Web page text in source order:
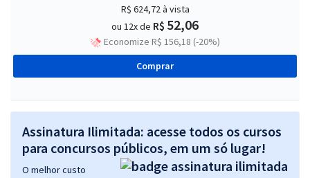
R$ 624,72à vista
ou 12x de R$ 52,06
Economize R$ 156,18 (-20%)
Comprar
Assinatura Ilimitada: acesse todos os cursos
para concursos públicos, em um só lugar!
O melhor custo